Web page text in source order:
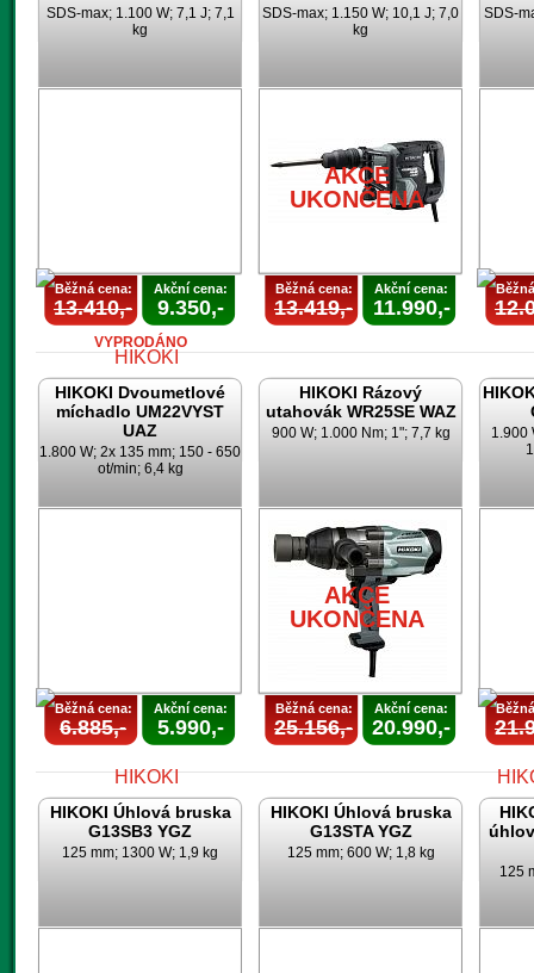
UKONČENA
SDS-max; 1.100 W; 7,1 J; 7,1
kg
Běžná cena:
13.410,-
Akční cena:
9.350,-
VYPRODÁNO
SDS-max; 1.150 W; 10,1 J; 7,0
kg
AKCE
UKONČENA
Běžná cena:
13.419,-
Akční cena:
11.990,-
SDS-
HIKOKI Dvoumetlové
míchadlo UM22VYST
UAZ
1.800 W; 2x 135 mm; 150 - 650
ot/min; 6,4 kg
Běžná cena:
6.885,-
Akční cena:
5.990,-
HIKOKI Rázový
utahovák WR25SE WAZ
900 W; 1.000 Nm; 1"; 7,7 kg
AKCE
UKONČENA
Běžná cena:
25.156,-
Akční cena:
20.990,-
1.900
HIKOKI Úhlová bruska
G13SB3 YGZ
125 mm; 1300 W; 1,9 kg
HIKOKI Úhlová bruska
G13STA YGZ
125 mm; 600 W; 1,8 kg
125